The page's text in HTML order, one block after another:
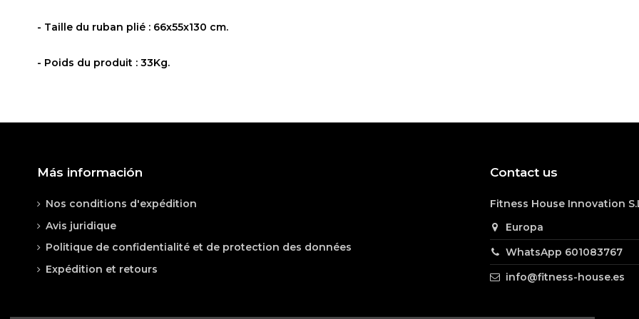
- Taille du ruban plié : 66x55x130 cm.
- Poids du produit : 33Kg.
Ich bin sehr zufrieden mit dem Laufband. Ich war auf der Suche nach einem praktischen, qualitativ
Sehr gutes Preis-Leistungs-Verhältnis. Ich empfehle es zu 100 %.
Más información
Nos conditions d'expédition
Avis juridique
Politique de confidentialité et de protection des données
Expédition et retours
Contact us
Fitness House Innovation
Europa
WhatsApp 601083767
info@fitness-house.es